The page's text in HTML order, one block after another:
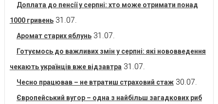
Доплата до пенсії у серпні: хто може отримати понад
1000 гривень 31.07.
Аромат старих яблунь 31.07.
Готуємось до важливих змін у серпні: які нововведення
чекають українців вже відзавтра 31.07.
Чесно працював – не втратиш страховий стаж 30.07.
Європейський вугор – одна з найбільш загадкових риб